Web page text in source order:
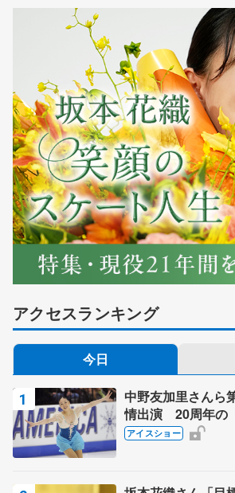
アクセスランキング
今日
中野友加里さんら
情出演 20周年の
ス」 宮本賢二さ
アイスショー